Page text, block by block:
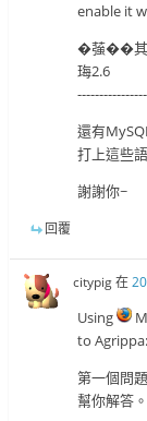
enable it
�蔃��其
珻2.6
還有
打上這些
謝謝你~
回覆
citypig在
Using
to Agrippa:
第一個問
幫你解答。